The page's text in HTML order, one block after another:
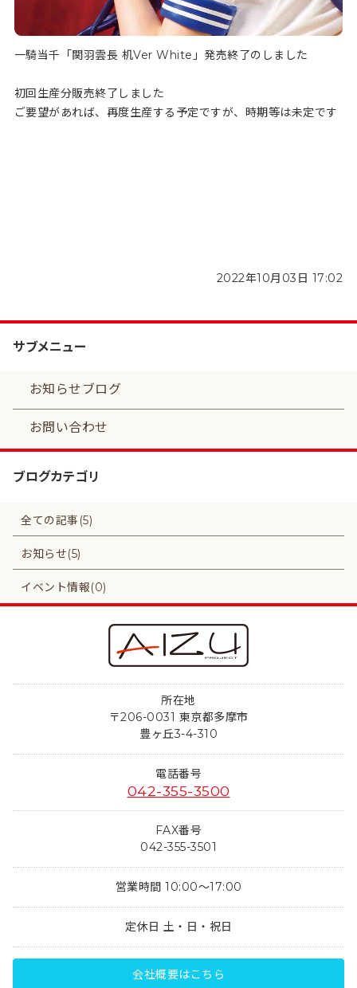
一騎当千「関羽雲長 机Ver White」発売終了のしました
初回生産分販売終了しました
ご要望があれば、再度生産する予定ですが、時期等は未定です
2022年10月03日 17:02
サブメニュー
お知らせブログ
お問い合わせ
ブログカテゴリ
全ての記事(5)
お知らせ(5)
イベント情報(0)
所在地
〒206-0031 東京都多摩市
豊ヶ丘3-4-310
電話番号
042-355-3500
FAX番号
042-355-3501
営業時間 10:00～17:00
定休日 土・日・祝日
会社概要はこちら